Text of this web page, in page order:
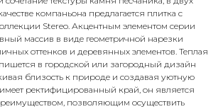
компаньона предлагается плитка с
Stereo. Акцентным элементом серии
массив в виде геометричной нарезки
оттенков и деревянных элементов. Теплая
в городской или загородный дизайн
близость к природе и создавая уютную
ректифицированный край, он является
позволяющим осуществить